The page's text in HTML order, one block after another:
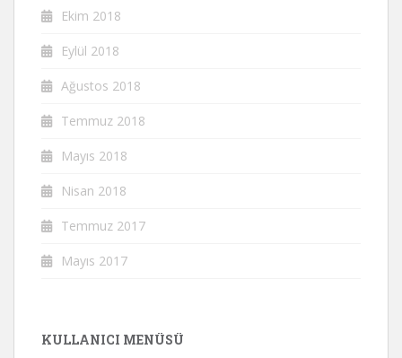
Ekim 2018
Eylül 2018
Ağustos 2018
Temmuz 2018
Mayıs 2018
Nisan 2018
Temmuz 2017
Mayıs 2017
KULLANICI MENÜSÜ